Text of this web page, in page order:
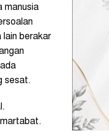
manusia
lain berakar
sesat.